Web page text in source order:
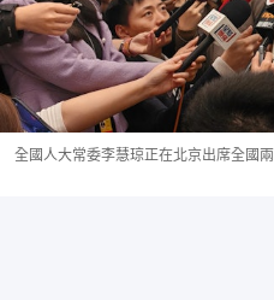
全國人大常委李慧琼正在北京出席全國兩